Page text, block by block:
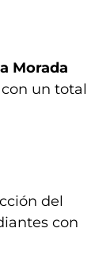
Morada
un total
del
con